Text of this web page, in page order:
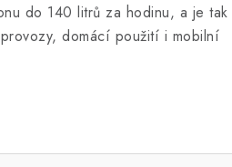
do 140 litrů za hodinu, a je tak
domácí použití i mobilní